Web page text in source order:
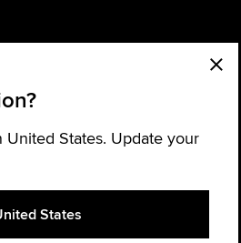
States. Update your
States